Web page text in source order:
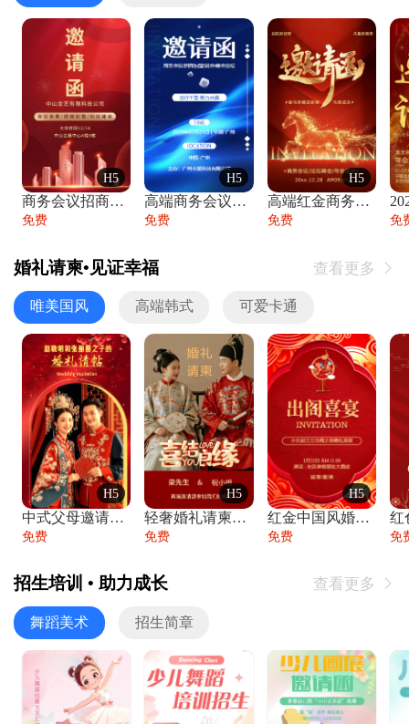
H5
商务会议招商展会科技峰会邀请函年会邀请
免费
H5
高端商务会议招商加盟展会峰会论坛邀请函
免费
H5
高端红金商务会议年会年终盛典答谢邀请函
免费 免
婚礼请柬•见证幸福 查看更多 
唯美国风 高端韩式 可爱卡通
H5
中式父母邀请函婚礼结婚请柬请贴父母邀请方
免费
H5
轻奢婚礼请柬婚礼邀请函结婚照请帖
免费
H5
红金中国风婚礼请柬出阁喜宴嫁女请帖出阁宴
免费 免
招生培训 • 助力成长 查看更多 
舞蹈美术 招生简章